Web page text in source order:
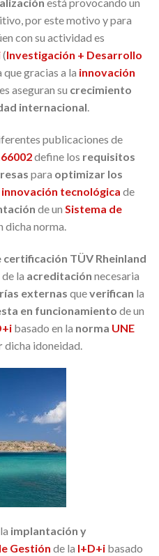
por este motivo y para
con su actividad es
(Investigación + Desarrollo
que gracias a la innovación
aseguran su crecimiento
internacional.
publicaciones de
define los requisitos
para optimizar los
innovación tecnológica de
de un Sistema de
dicha norma.
certificación TÜV Rheinland
de la acreditación necesaria
externas queverifican la
en funcionamiento de un
basado en la norma UNE
dicha idoneidad.
implantación y
Gestión de la I+D+i basado